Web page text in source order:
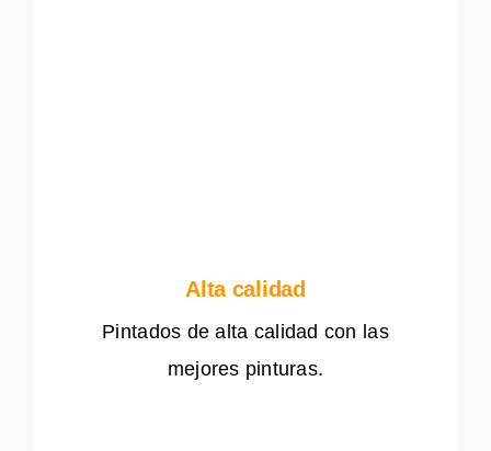
Alta calidad
Pintados de alta calidad con las
mejores pinturas.